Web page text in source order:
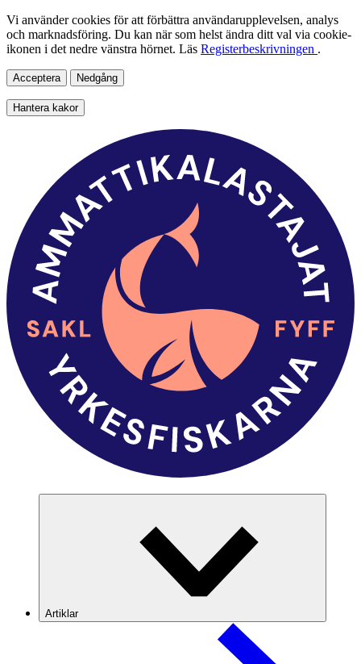
Vi använder cookies för att förbättra användarupplevelsen, analys
och marknadsföring. Du kan när som helst ändra ditt val via cookie-
ikonen i det nedre vänstra hörnet. Läs Registerbeskrivningen .
Acceptera Nedgång
Hantera kakor
Artiklar